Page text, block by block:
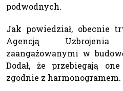
podwodnych.
Jak powiedział, obecnie
Agencją
zaangażowanymi w
Dodał, że przebiegają
zgodnie z harmonogramem.